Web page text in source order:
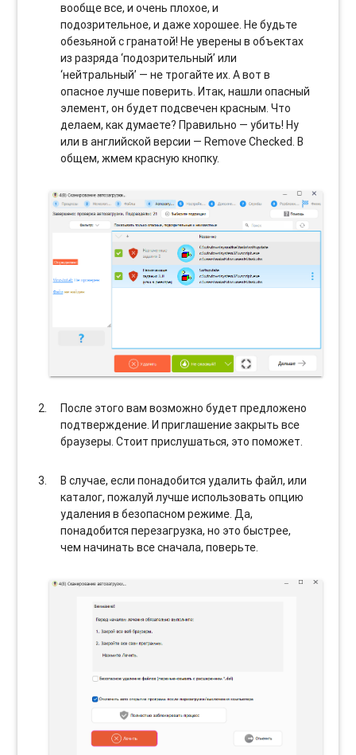
вообще все, и очень плохое, и
подозрительное, и даже хорошее. Не будьте
обезьяной с гранатой! Не уверены в объектах
из разряда ‘подозрительный’ или
‘нейтральный’ — не трогайте их. А вот в
опасное лучше поверить. Итак, нашли опасный
элемент, он будет подсвечен красным. Что
делаем, как думаете? Правильно — убить! Ну
или в английской версии — Remove Checked. В
общем, жмем красную кнопку.
После этого вам возможно будет предложено
подтверждение. И приглашение закрыть все
браузеры. Стоит прислушаться, это поможет.
В случае, если понадобится удалить файл, или
каталог, пожалуй лучше использовать опцию
удаления в безопасном режиме. Да,
понадобится перезагрузка, но это быстрее,
чем начинать все сначала, поверьте.